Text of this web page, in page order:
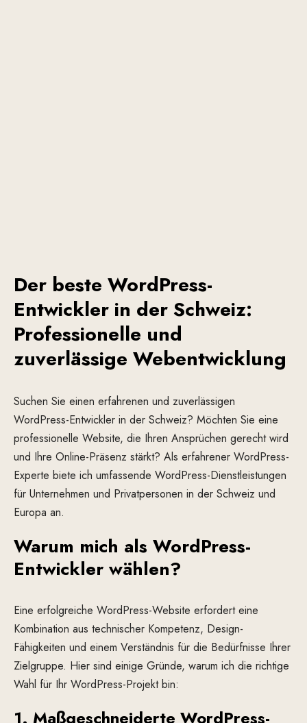
Der beste WordPress-
Entwickler in der Schweiz:
Professionelle und
zuverlässige Webentwicklung
Suchen Sie einen erfahrenen und zuverlässigen
WordPress-Entwickler in der Schweiz? Möchten Sie eine
professionelle Website, die Ihren Ansprüchen gerecht wird
und Ihre Online-Präsenz stärkt? Als erfahrener WordPress-
Experte biete ich umfassende WordPress-Dienstleistungen
für Unternehmen und Privatpersonen in der Schweiz und
Europa an.
Warum mich als WordPress-
Entwickler wählen?
Eine erfolgreiche WordPress-Website erfordert eine
Kombination aus technischer Kompetenz, Design-
Fähigkeiten und einem Verständnis für die Bedürfnisse Ihrer
Zielgruppe. Hier sind einige Gründe, warum ich die richtige
Wahl für Ihr WordPress-Projekt bin:
1. Maßgeschneiderte WordPress-